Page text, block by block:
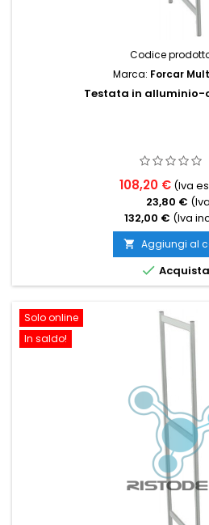
Codice
Marca: Forcar
Testata in alluminio-
108,20 € (Iva
23,80 €
132,00 € (Iva
 Aggiungi al

Solo online
In saldo!